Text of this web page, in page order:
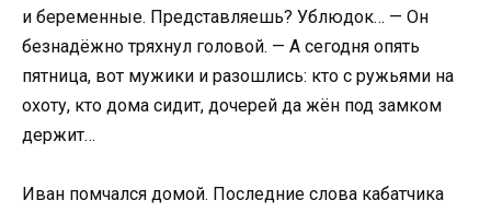
и беременные. Представляешь? Ублюдок… — Он
безнадёжно тряхнул головой. — А сегодня опять
пятница, вот мужики и разошлись: кто с ружьями на
охоту, кто дома сидит, дочерей да жён под замком
держит…
Иван помчался домой. Последние слова кабатчика